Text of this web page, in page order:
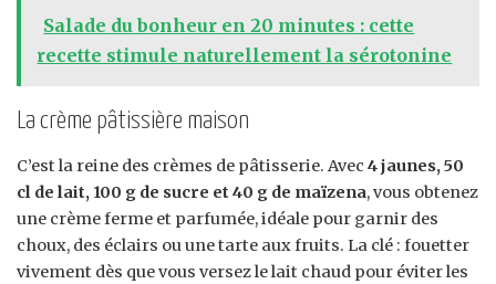
Salade du bonheur en 20 minutes : cette
recette stimule naturellement la sérotonine
La crème pâtissière maison
C’est la reine des crèmes de pâtisserie. Avec 4 jaunes, 50
cl de lait, 100 g de sucre et 40 g de maïzena, vous obtenez
une crème ferme et parfumée, idéale pour garnir des
choux, des éclairs ou une tarte aux fruits. La clé : fouetter
vivement dès que vous versez le lait chaud pour éviter les